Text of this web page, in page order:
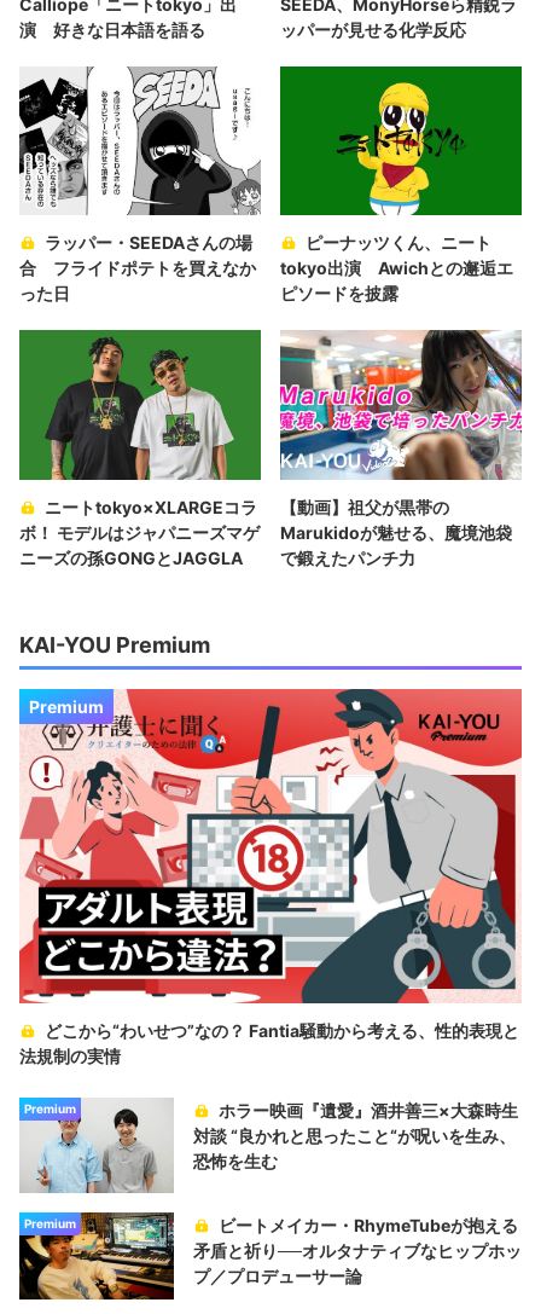
演 好きな日本語を語る
ッパーが見せる化学反応
ラッパー・SEEDAさんの場
合 フライドポテトを買えなか
った日
ピーナッツくん、ニート
tokyo出演 Awichとの邂逅エ
ピソードを披露
ニートtokyo×XLARGEコラ
ボ！ モデルはジャパニーズマゲ
ニーズの孫GONGとJAGGLA
【動画】祖父が黒帯の
Marukidoが魅せる、魔境池袋
で鍛えたパンチ力
KAI-YOU Premium
Premium
どこから“わいせつ”なの？ Fantia騒動から考える、性的表現と
法規制の実情
Premium
ホラー映画『遺愛』酒井善三×大森時生
対談 “良かれと思ったこと“が呪いを生み、
恐怖を生む
Premium
ビートメイカー・RhymeTubeが抱える
矛盾と祈り──オルタナティブなヒップホッ
プ／プロデューサー論